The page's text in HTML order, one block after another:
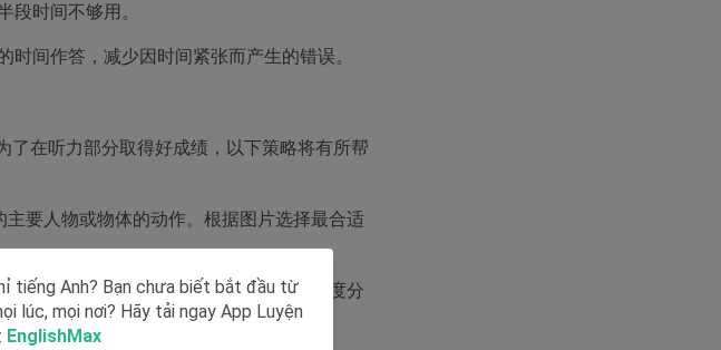
段时间不够用。
间作答，减少因时间紧张而产生的错误。
了在听力部分取得好成绩，以下策略将有所帮
要人物或物体的动作。根据图片选择最合适
，选择最直接、最自然的答案。不要过度分
可。
tiếng Anh? Bạn chưa biết bắt đầu từ
lúc, mọi nơi? Hãy tải ngay App Luyện
EnglishMax